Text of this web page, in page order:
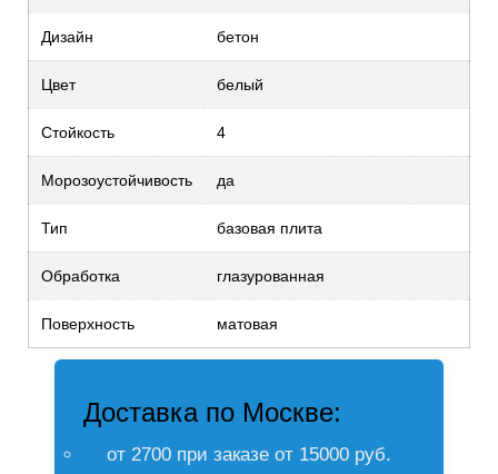
Дизайн бетон
Цвет белый
Стойкость 4
Морозоустойчивость да
Тип базовая плита
Обработка глазурованная
Поверхность матовая
Доставка по Москве:
от 2700 при заказе от 15000 руб.